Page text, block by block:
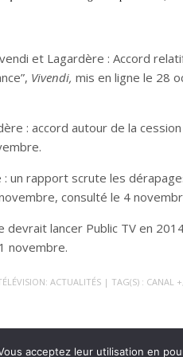
et Lagardère : Accord
Vivendi, mis en ligne le 28
: accord autour de la
: un rapport scrute les
consulté le 4
devrait lancer Public TV en
novembre.
ACTUALITÉS | TAG(S) : CANAL +
acceptez leur utilisation en